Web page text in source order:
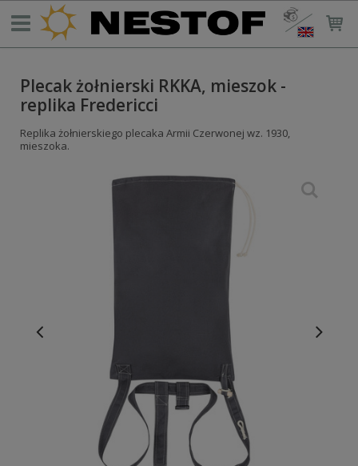
Plecak żołnierski RKKA, mieszok -
replika Fredericci
Replika żołnierskiego plecaka Armii Czerwonej wz. 1930,
mieszoka.